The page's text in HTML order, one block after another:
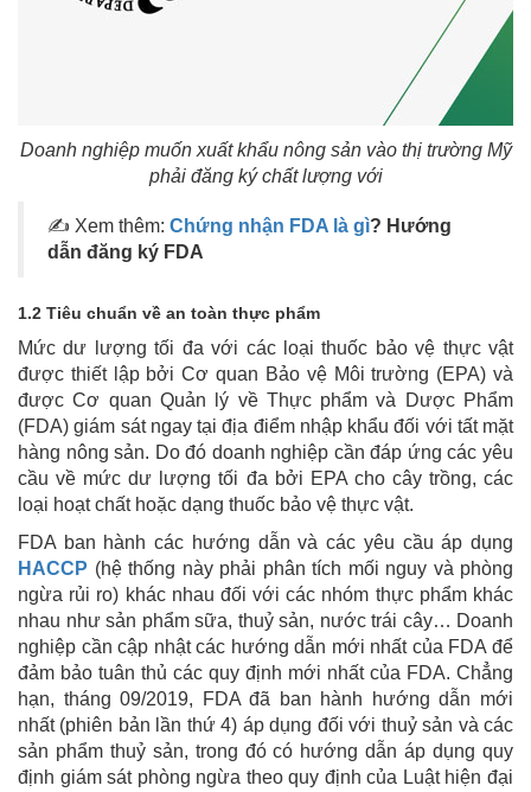
Doanh nghiệp muốn xuất khẩu nông sản vào thị trường Mỹ
phải đăng ký chất lượng với
✍ Xem thêm: Chứng nhận FDA là gì? Hướng
dẫn đăng ký FDA
1.2 Tiêu chuẩn về an toàn thực phẩm
Mức dư lượng tối đa với các loại thuốc bảo vệ thực vật
được thiết lập bởi Cơ quan Bảo vệ Môi trường (EPA) và
được Cơ quan Quản lý về Thực phẩm và Dược Phẩm
(FDA) giám sát ngay tại địa điểm nhập khẩu đối với tất mặt
hàng nông sản. Do đó doanh nghiệp cần đáp ứng các yêu
cầu về mức dư lượng tối đa bởi EPA cho cây trồng, các
loại hoạt chất hoặc dạng thuốc bảo vệ thực vật.
FDA ban hành các hướng dẫn và các yêu cầu áp dụng
HACCP (hệ thống này phải phân tích mối nguy và phòng
ngừa rủi ro) khác nhau đối với các nhóm thực phẩm khác
nhau như sản phẩm sữa, thuỷ sản, nước trái cây… Doanh
nghiệp cần cập nhật các hướng dẫn mới nhất của FDA để
đảm bảo tuân thủ các quy định mới nhất của FDA. Chẳng
hạn, tháng 09/2019, FDA đã ban hành hướng dẫn mới
nhất (phiên bản lần thứ 4) áp dụng đối với thuỷ sản và các
sản phẩm thuỷ sản, trong đó có hướng dẫn áp dụng quy
định giám sát phòng ngừa theo quy định của Luật hiện đại